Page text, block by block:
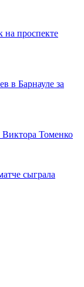
на проспекте
в Барнауле за
Виктора Томенко
сыграла